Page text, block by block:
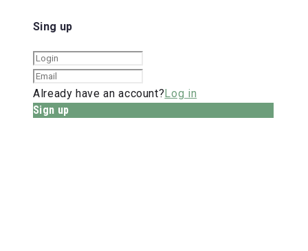
Sing up
Already have an account?Log in
Sign up